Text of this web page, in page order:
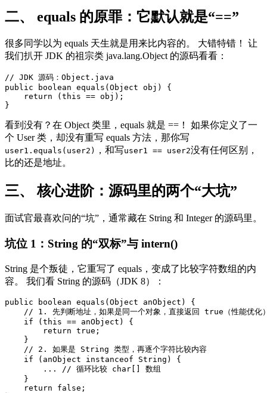
二、 equals 的原罪：它默认就是“==”
很多同学以为 equals 天生就是用来比内容的。 大错特错！ 让
我们扒开 JDK 的祖宗类 java.lang.Object 的源码看看：
// JDK 源码：Object.java
public boolean equals(Object obj) {
return (this == obj);
看到没有？在 Object 类里，equals 就是 ==！ 如果你定义了一
个 User 类，却没有重写 equals 方法，那你写
user1.equals(user2) ，和写user1 == user2没有任何区别，
比的还是地址。
三、 核心进阶：源码里的两个“大坑”
面试官最喜欢问的“坑”，通常藏在 String 和 Integer 的源码里。
坑位 1：String 的“双标”与 intern()
String 是个叛徒，它重写了 equals，变成了比较字符数组的内
容。 我们看 String 的源码（JDK 8）：
public boolean equals(Object anObject) {
// 1. 先判断地址，如果是同一个对象，直接返回 true（性能优化
if (this == anObject) {
return true;
}
// 2. 如果是 String 类型，再逐个字符比较内容
if (anObject instanceof String) {
... // 循环比较 char[] 数组
}
return false;